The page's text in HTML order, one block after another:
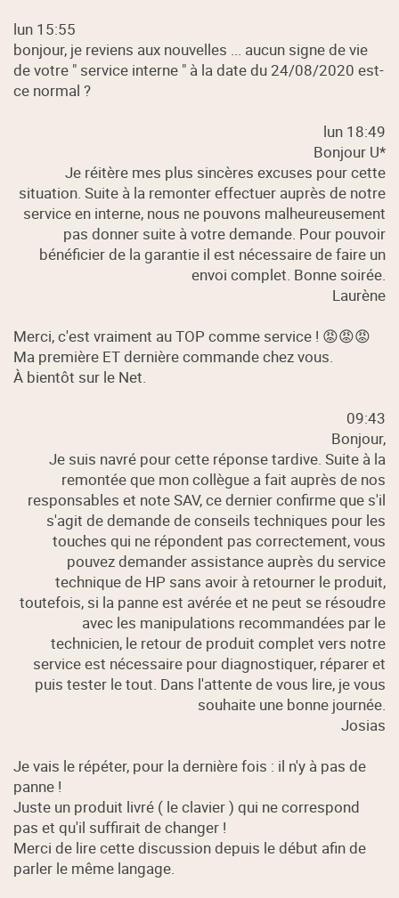
lun 15:55
bonjour, je reviens aux nouvelles ... aucun signe de vie
de votre " service interne " à la date du 24/08/2020 est-
ce normal ?
lun 18:49
Bonjour U*
Je réitère mes plus sincères excuses pour cette
situation. Suite à la remonter effectuer auprès de notre
service en interne, nous ne pouvons malheureusement
pas donner suite à votre demande. Pour pouvoir
bénéficier de la garantie il est nécessaire de faire un
envoi complet. Bonne soirée.
Laurène
Merci, c'est vraiment au TOP comme service ! 😡😡😡
Ma première ET dernière commande chez vous.
À bientôt sur le Net.
09:43
Bonjour,
Je suis navré pour cette réponse tardive. Suite à la
remontée que mon collègue a fait auprès de nos
responsables et note SAV, ce dernier confirme que s'il
s'agit de demande de conseils techniques pour les
touches qui ne répondent pas correctement, vous
pouvez demander assistance auprès du service
technique de HP sans avoir à retourner le produit,
toutefois, si la panne est avérée et ne peut se résoudre
avec les manipulations recommandées par le
technicien, le retour de produit complet vers notre
service est nécessaire pour diagnostiquer, réparer et
puis tester le tout. Dans l'attente de vous lire, je vous
souhaite une bonne journée.
Josias
Je vais le répéter, pour la dernière fois : il n'y à pas de
panne !
Juste un produit livré ( le clavier ) qui ne correspond
pas et qu'il suffirait de changer !
Merci de lire cette discussion depuis le début afin de
parler le même langage.